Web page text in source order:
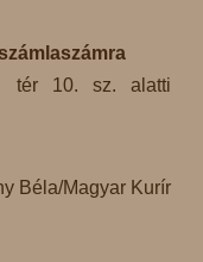
tér 10. sz. alatti
Béla/Magyar Kurír